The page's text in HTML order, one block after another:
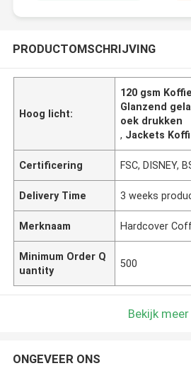
PRODUCTOMSCHRIJVING
Hoog licht:
120 gsm
Glanzend
oek drukken
, Jackets
Certificering FSC, DISNEY,
Delivery Time 3 weeks
Merknaam Hardcover
Minimum Order Q
uantity
500
Bekijk meer
ONGEVEER ONS